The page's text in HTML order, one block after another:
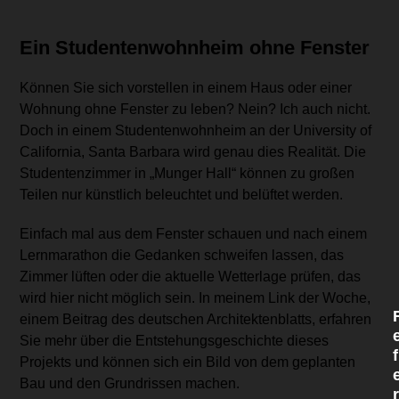
Ein Studentenwohnheim ohne Fenster
Können Sie sich vorstellen in einem Haus oder einer
Wohnung ohne Fenster zu leben? Nein? Ich auch nicht.
Doch in einem Studentenwohnheim an der University of
California, Santa Barbara wird genau dies Realität. Die
Studentenzimmer in „Munger Hall“ können zu großen
Teilen nur künstlich beleuchtet und belüftet werden.
Einfach mal aus dem Fenster schauen und nach einem
Lernmarathon die Gedanken schweifen lassen, das
Zimmer lüften oder die aktuelle Wetterlage prüfen, das
wird hier nicht möglich sein. In meinem Link der Woche,
einem Beitrag des deutschen Architektenblatts, erfahren
Sie mehr über die Entstehungsgeschichte dieses
Projekts und können sich ein Bild von dem geplanten
Bau und den Grundrissen machen.
f
r